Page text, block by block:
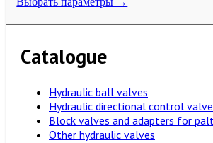
Catalogue
Hydraulic ball valves
Hydraulic directional control
Block valves and adapters for
Other hydraulic valves